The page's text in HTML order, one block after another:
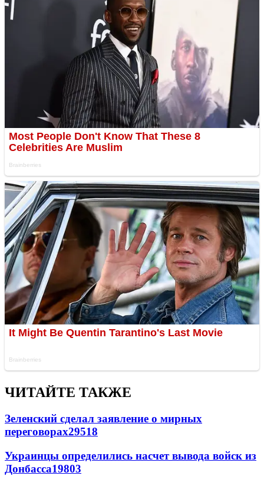
ЧИТАЙТЕ ТАКЖЕ
Зеленский сделал заявление о мирных
переговорах29518
Украинцы определились насчет вывода войск из
Донбасса19803